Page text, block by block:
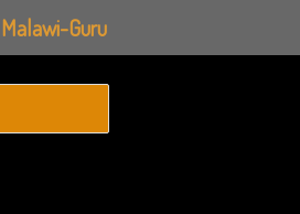
Malawi-Guru